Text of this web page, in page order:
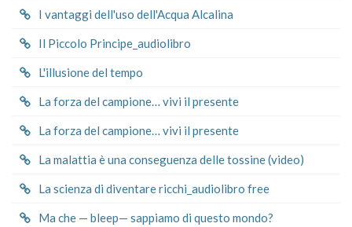
I vantaggi dell'uso dell'Acqua Alcalina
Il Piccolo Principe_audiolibro
L'illusione del tempo
La forza del campione… vivi il presente
La forza del campione… vivi il presente
La malattia è una conseguenza delle tossine (video)
La scienza di diventare ricchi_audiolibro free
Ma che — bleep— sappiamo di questo mondo?